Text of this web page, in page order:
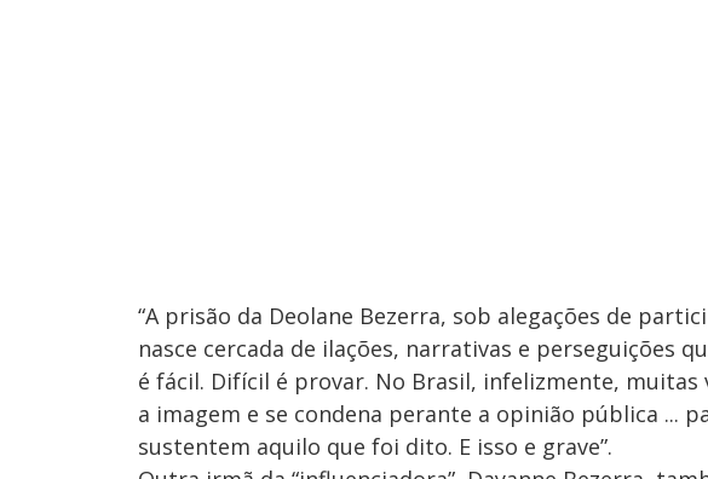
“A prisão da Deolane Bezerra, sob alegações de
nasce cercada de ilações, narrativas e perseguições
é fácil. Difícil é provar. No Brasil, infelizmente,
a imagem e se condena perante a opinião pública ...
sustentem aquilo que foi dito. E isso e grave”.